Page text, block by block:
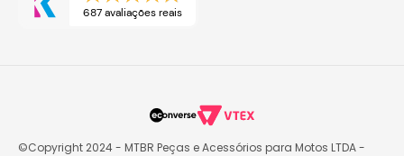
687 avaliações reais
©Copyright 2024 - MTBR Peças e Acessórios para Motos LTDA -